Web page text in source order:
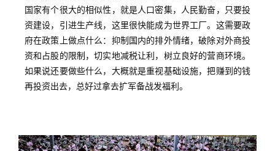
国家有个很大的相似性，就是人口密集，人民勤奋，只要投
资建设，引进生产线，这里很快能成为世界工厂。这需要政
府在政策上做点什么：抑制国内的排外情绪，破除对外商投
资和占股的限制，切实地减税让利，树立良好的营商环境。
如果说还要做些什么，大概就是重视基础设施，把赚到的钱
再投资出去，总好过拿去扩军备战发福利。